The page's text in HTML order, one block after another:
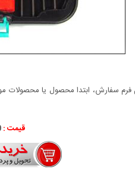
سفارش، ابتدا محصول یا محصولات
قیمت :